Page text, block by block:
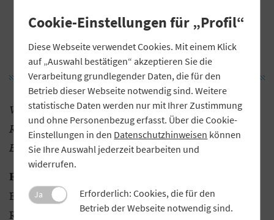
und die Risiken aus der Anlage
bewerten und beurteilen.“
Wie unterstützt der GVB die bayerischen Volks- und
Raiffeisenbanken bei der Risikobewertung von
Erneuerbare-Energien-Projekten?
Fabeck:
Erneuerbare-Energien-Projekten haben die
Regionalverbände unter Mitwirkung des GVB
Cookie-Einstellungen für „Profil“
Diese Webseite verwendet Cookies. Mit einem Klick
auf „Auswahl bestätigen“ akzeptieren Sie die
Verarbeitung grundlegender Daten, die für den
Betrieb dieser Webseite notwendig sind. Weitere
statistische Daten werden nur mit Ihrer Zustimmung
und ohne Personenbezug erfasst. Über die Cookie-
Einstellungen in den Datenschutzhinweisen können
Sie Ihre Auswahl jederzeit bearbeiten und
widerrufen.
Ja
Erforderlich: Cookies, die für den
Betrieb der Webseite notwendig sind.